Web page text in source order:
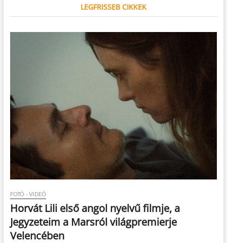
LEGFRISSEB CIKKEK
FOTÓ - VIDEÓ
Horvát Lili első angol nyelvű filmje, a
Jegyzeteim a Marsról világpremierje
Velencében